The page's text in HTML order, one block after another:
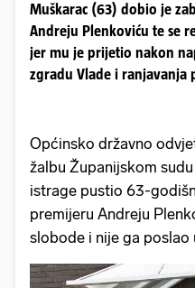
Muškarac (63) dobio je
Andreju Plenkoviću te se
jer mu je prijetio nakon
zgradu Vlade i ranjavanja
Općinsko državno
žalbu Županijskom
istrage pustio 63-
premijeru Andreju
slobode i nije ga poslao